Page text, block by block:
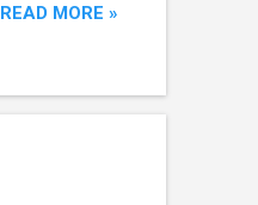
READ MORE »